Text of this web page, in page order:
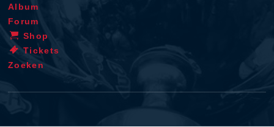
Album
Forum
Shop
Tickets
Zoeken